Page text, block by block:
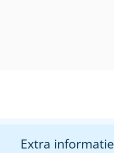
Extra informatie